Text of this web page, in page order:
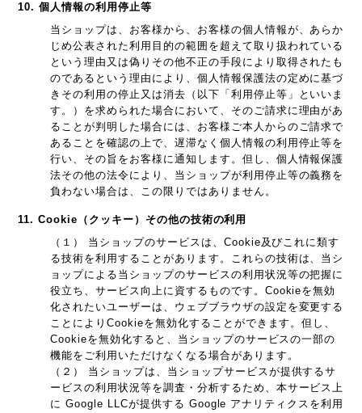
10. 個人情報の利用停止等
当ショップは、お客様から、お客様の個人情報が、あらか
じめ公表された利用目的の範囲を超えて取り扱われている
という理由又は偽りその他不正の手段により取得されたも
のであるという理由により、個人情報保護法の定めに基づ
きその利用の停止又は消去（以下「利用停止等」といいま
す。）を求められた場合において、そのご請求に理由があ
ることが判明した場合には、お客様ご本人からのご請求で
あることを確認の上で、遅滞なく個人情報の利用停止等を
行い、その旨をお客様に通知します。但し、個人情報保護
法その他の法令により、当ショップが利用停止等の義務を
負わない場合は、この限りではありません。
11. Cookie（クッキー）その他の技術の利用
（１） 当ショップのサービスは、Cookie及びこれに類す
る技術を利用することがあります。これらの技術は、当シ
ョップによる当ショップのサービスの利用状況等の把握に
役立ち、サービス向上に資するものです。Cookieを無効
化されたいユーザーは、ウェブブラウザの設定を変更する
ことによりCookieを無効化することができます。但し、
Cookieを無効化すると、当ショップのサービスの一部の
機能をご利用いただけなくなる場合があります。
（２） 当ショップは、当ショップサービスが提供するサ
ービスの利用状況等を調査・分析するため、本サービス上
に Google LLCが提供する Google アナリティクスを利用